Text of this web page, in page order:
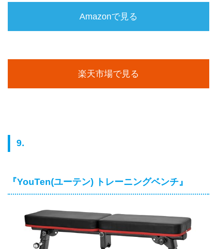
Amazonで見る
楽天市場で見る
9.
『YouTen(ユーテン) トレーニングベンチ』